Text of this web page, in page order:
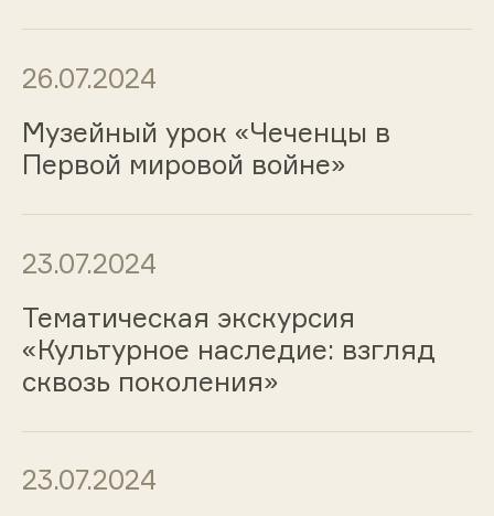
26.07.2024
Музейный урок «Чеченцы в
Первой мировой войне»
23.07.2024
Тематическая экскурсия
«Культурное наследие: взгляд
сквозь поколения»
23.07.2024